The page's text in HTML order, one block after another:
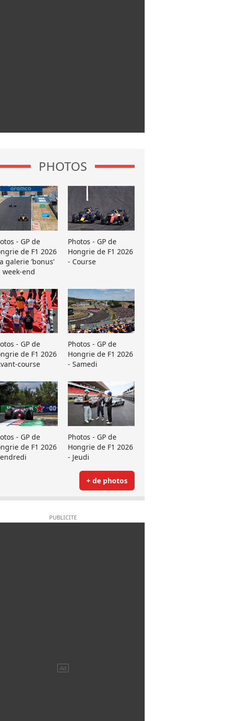
PHOTOS
- GP de
de F1 2026
galerie ’bonus’
week-end
Photos - GP de
Hongrie de F1 2026
- Course
- GP de
de F1 2026
course
Photos - GP de
Hongrie de F1 2026
- Samedi
- GP de
de F1 2026
Photos - GP de
Hongrie de F1 2026
- Jeudi
+ de photos